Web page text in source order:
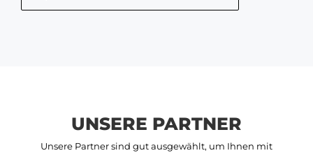
UNSERE PARTNER
Unsere Partner sind gut ausgewählt, um Ihnen mit